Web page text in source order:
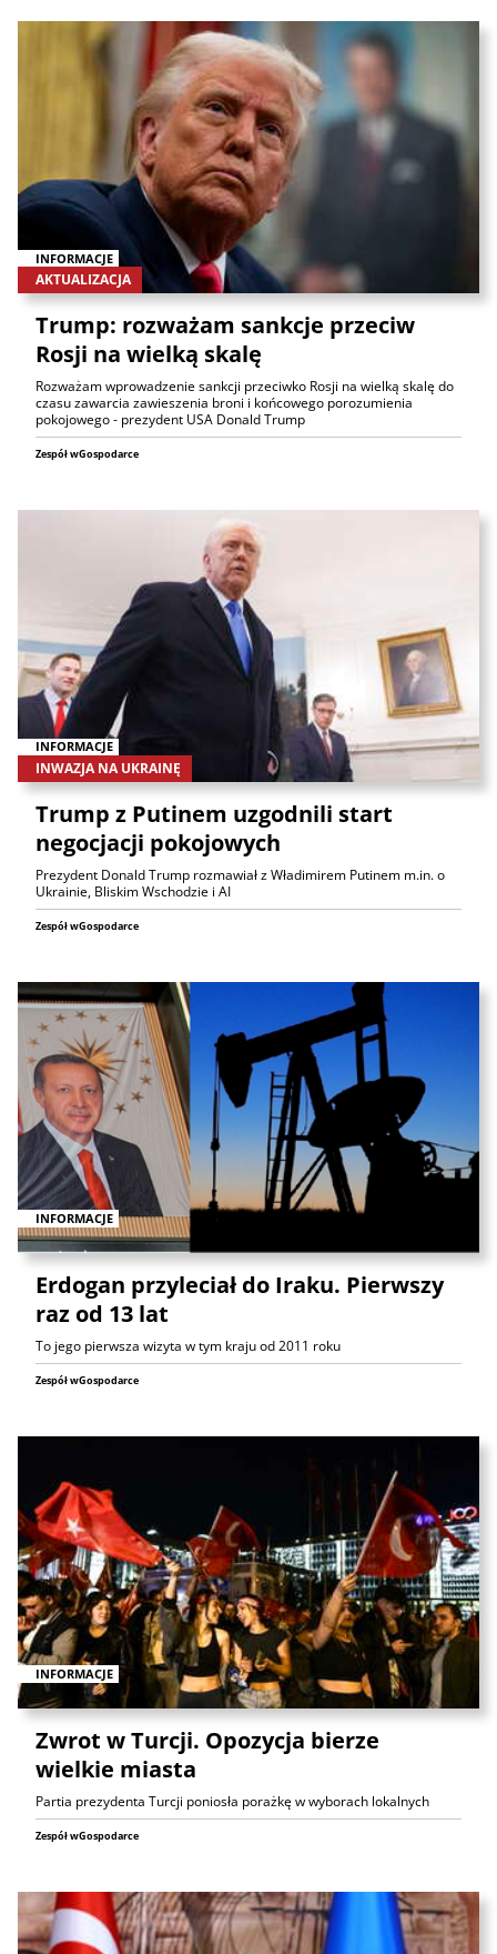
INFORMACJE
AKTUALIZACJA
Trump: rozważam sankcje przeciw
Rosji na wielką skalę
Rozważam wprowadzenie sankcji przeciwko Rosji na wielką skalę do
czasu zawarcia zawieszenia broni i końcowego porozumienia
pokojowego - prezydent USA Donald Trump
Zespół wGospodarce
INFORMACJE
INWAZJA NA UKRAINĘ
Trump z Putinem uzgodnili start
negocjacji pokojowych
Prezydent Donald Trump rozmawiał z Władimirem Putinem m.in. o
Ukrainie, Bliskim Wschodzie i AI
Zespół wGospodarce
INFORMACJE
Erdogan przyleciał do Iraku. Pierwszy
raz od 13 lat
To jego pierwsza wizyta w tym kraju od 2011 roku
Zespół wGospodarce
INFORMACJE
Zwrot w Turcji. Opozycja bierze
wielkie miasta
Partia prezydenta Turcji poniosła porażkę w wyborach lokalnych
Zespół wGospodarce